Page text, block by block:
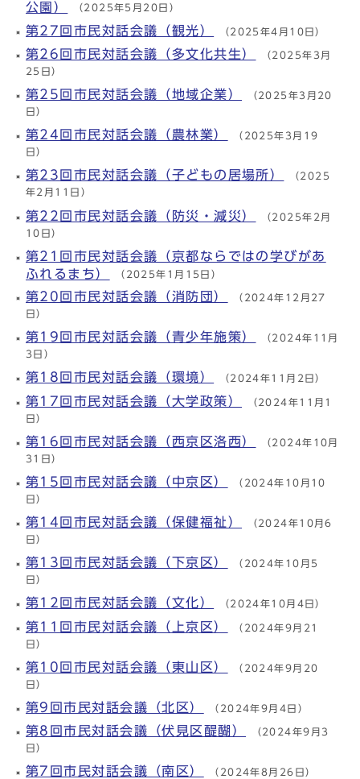
公園） （2025年5月20日）
第27回市民対話会議（観光） （2025年4月10日）
第26回市民対話会議（多文化共生） （2025年3月
25日）
第25回市民対話会議（地域企業） （2025年3月20
日）
第24回市民対話会議（農林業） （2025年3月19
日）
第23回市民対話会議（子どもの居場所） （2025
年2月11日）
第22回市民対話会議（防災・減災） （2025年2月
10日）
第21回市民対話会議（京都ならではの学びがあ
ふれるまち） （2025年1月15日）
第20回市民対話会議（消防団） （2024年12月27
日）
第19回市民対話会議（青少年施策） （2024年11月
3日）
第18回市民対話会議（環境） （2024年11月2日）
第17回市民対話会議（大学政策） （2024年11月1
日）
第16回市民対話会議（西京区洛西） （2024年10月
31日）
第15回市民対話会議（中京区） （2024年10月10
日）
第14回市民対話会議（保健福祉） （2024年10月6
日）
第13回市民対話会議（下京区） （2024年10月5
日）
第12回市民対話会議（文化） （2024年10月4日）
第11回市民対話会議（上京区） （2024年9月21
日）
第10回市民対話会議（東山区） （2024年9月20
日）
第9回市民対話会議（北区） （2024年9月4日）
第8回市民対話会議（伏見区醍醐） （2024年9月3
日）
第7回市民対話会議（南区） （2024年8月26日）